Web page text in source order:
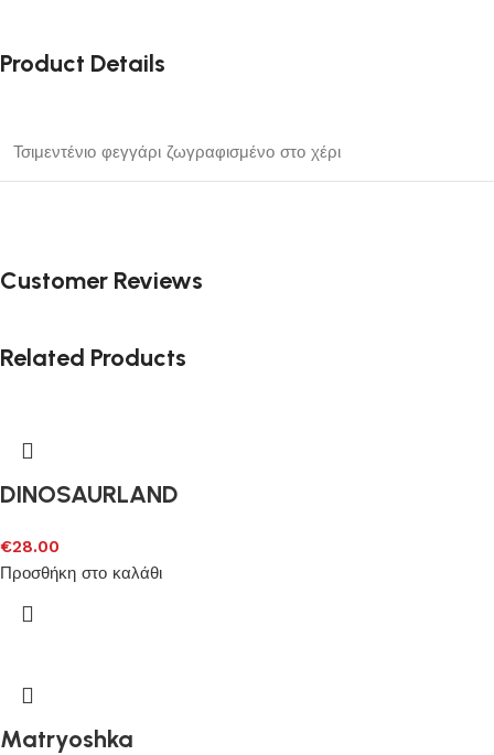
Product Details
Τσιμεντένιο φεγγάρι ζωγραφισμένο στο χέρι
Customer Reviews
Related Products
DINOSAURLAND
€28.00
Προσθήκη στο καλάθι
Matryoshka